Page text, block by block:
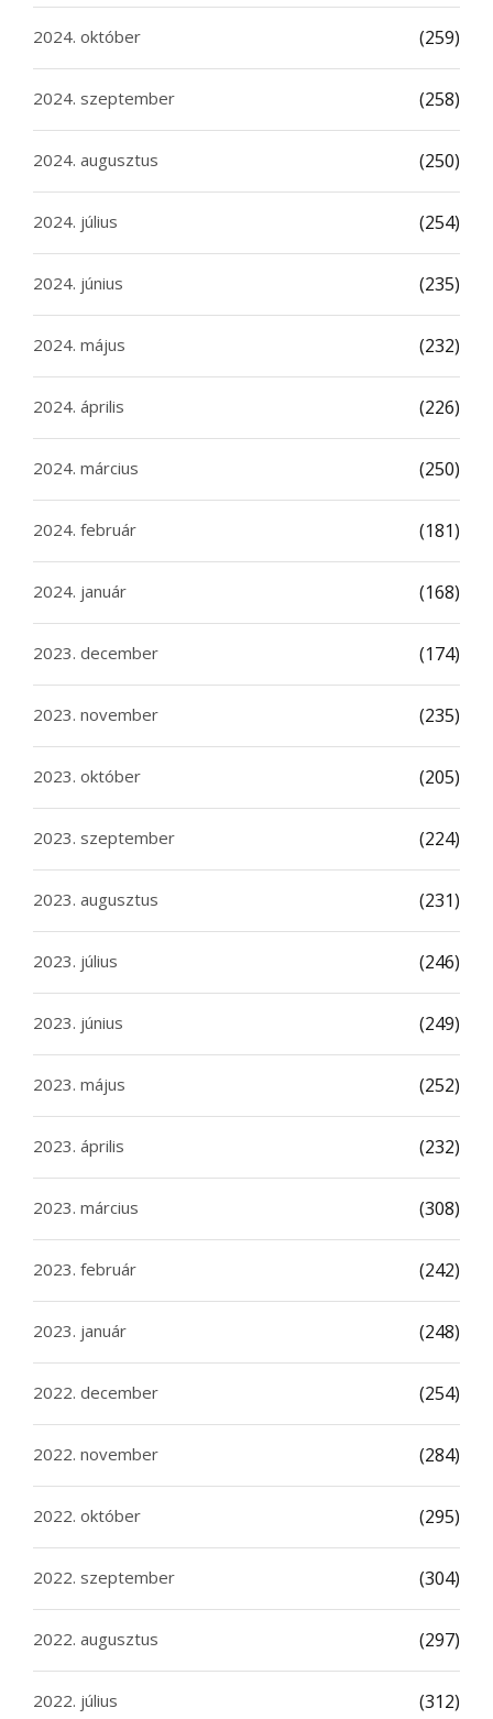
2024. október (259)
2024. szeptember (258)
2024. augusztus (250)
2024. július (254)
2024. június (235)
2024. május (232)
2024. április (226)
2024. március (250)
2024. február (181)
2024. január (168)
2023. december (174)
2023. november (235)
2023. október (205)
2023. szeptember (224)
2023. augusztus (231)
2023. július (246)
2023. június (249)
2023. május (252)
2023. április (232)
2023. március (308)
2023. február (242)
2023. január (248)
2022. december (254)
2022. november (284)
2022. október (295)
2022. szeptember (304)
2022. augusztus (297)
2022. július (312)